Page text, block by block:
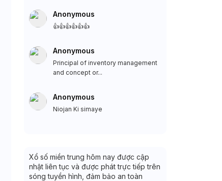
Anonymous
👍👍👍👍👍👍
Anonymous
Principal of inventory management
and concept or...
Anonymous
Niojan Ki simaye
Xổ số miền trung hôm nay được cập
nhật liên tục và được phát trực tiếp trên
sóng tuyền hình, đảm bảo an toàn